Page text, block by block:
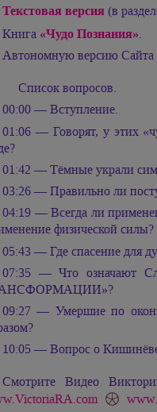
Текстовая версия (в
Книга «Чудо Познания».
Автономную версию Сайта
Список вопросов.
00:00 — Вступление.
01:06 — Говорят, у этих
01:42 — Тёмные украли
03:26 — Правильно ли
04:19 — Всегда ли
физической силы?
05:43 — Где спасение для
07:35 — Что означают
09:27 — Умершие по
10:05 — Вопрос о
Смотрите Видео